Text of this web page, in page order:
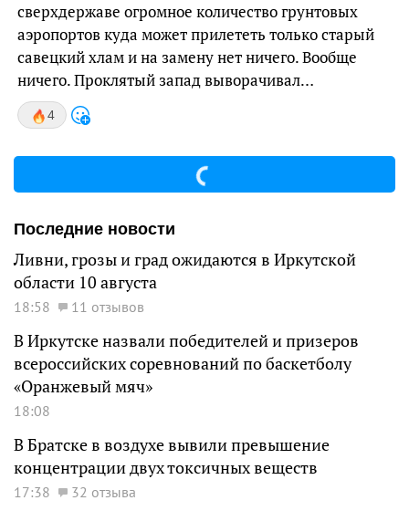
сверхдержаве огромное количество грунтовых
аэропортов куда может прилететь только старый
савецкий хлам и на замену нет ничего. Вообще
ничего. Проклятый запад выворачивал…
4
Последние новости
Ливни, грозы и град ожидаются в Иркутской
области 10 августа
18:58 11 отзывов
В Иркутске назвали победителей и призеров
всероссийских соревнований по баскетболу
«Оранжевый мяч»
18:08
В Братске в воздухе вывили превышение
концентрации двух токсичных веществ
17:38 32 отзыва